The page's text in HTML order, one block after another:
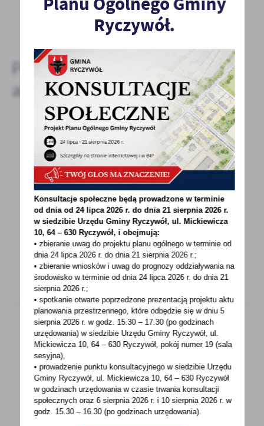
DODAJ KOMENTARZ
Pozostałe
aktualności
29 - 08 - 2022
WIR ZAPRASZA DO UDZIAŁU W DEBACIE
ROLNICZO- ŁOWIECKIEJ
RADA POWIATOWA WIELKOPOLSKIEJ IZBY
ROLNICZEJ w OBORNIKACHserdecznie
zaprasza do udziałuw DEBACIE ROLNICZO-
ŁOWIECKIEJktóra...
29 - 08 - 2022
ZBIÓRKA ODPADÓW ROLNICZYCH
Planowany termin: 5.09.2022r.Miejsce zbiórki:
ul. Kolejowa w Ryczywole(teren targowiska –
dz. nr...
Ryczywół.
Konsultacje społeczne będą prowadzone w terminie
od dnia od 24 lipca 2026 r. do dnia 21 sierpnia 2026 r.
w siedzibie Urzędu Gminy Ryczywół, ul. Mickiewicza
10, 64 – 630 Ryczywół, i obejmują:
• zbieranie uwag do projektu planu ogólnego w terminie od
dnia 24 lipca 2026 r. do dnia 21 sierpnia 2026 r.;
• zbieranie wniosków i uwag do prognozy oddziaływania na
środowisko w terminie od dnia 24 lipca 2026 r. do dnia 21
sierpnia 2026 r.;
• spotkanie otwarte poprzedzone prezentacją projektu aktu
planowania przestrzennego, które odbędzie się w dniu 5
sierpnia 2026 r.w godz. 15.30 – 17.30 (po godzinach
urzędowania) w siedzibie Urzędu Gminy Ryczywół, ul.
Mickiewicza 10, 64 – 630 Ryczywół, pokójnumer 19 (sala
sesyjna),
• prowadzenie punktu konsultacyjnego w siedzibie Urzędu
Gminy Ryczywół, ul. Mickiewicza 10, 64 – 630 Ryczywół
w godzinachurzędowania w czasie trwania konsultacji
społecznych oraz 6 sierpnia 2026 r. i 10 sierpnia 2026 r. w
godz. 15.30 – 16.30 (po godzinachurzędowania).